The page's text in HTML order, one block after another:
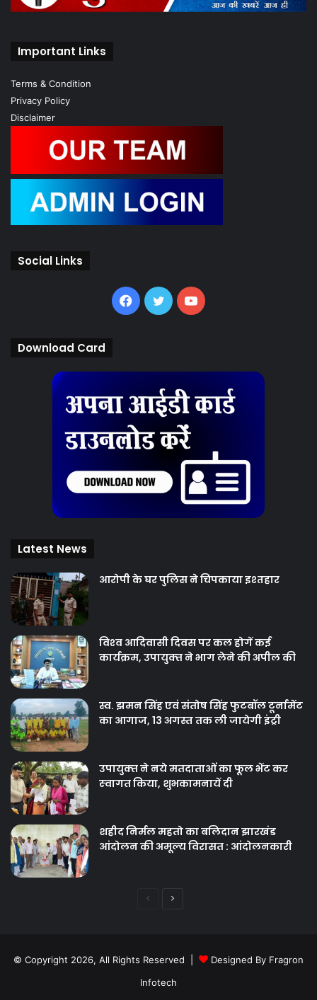
Important Links
Terms & Condition
Privacy Policy
Disclaimer
Social Links
Facebook
TwitterYouTube
Download Card
Latest News
आरोपी के घर पुलिस ने चिपकाया इश्तहार
विश्‍व आदिवासी दिवस पर कल होगें कई
कार्यक्रम, उपायुक्‍त ने भाग लेने की अपील की
स्व. झमन सिंह एवं संतोष सिंह फुटबॉल टूर्नामेंट
का आगाज, 13 अगस्त तक ली जायेगी इंट्री
उपायुक्‍त ने नये मतदाताओंं का फूल भेंट कर
स्‍वागत किया, शुभकामनायें दी
शहीद निर्मल महतो का बलिदान झारखंड
आंदोलन की अमूल्य विरासत : आंदोलनकारी
PreviousNext
© Copyright 2026, All Rights Reserved |
Designed By Fragron
Infotech